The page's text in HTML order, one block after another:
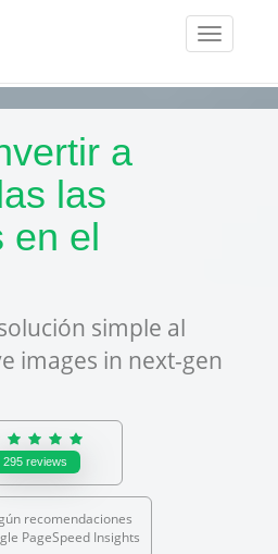
Toggle
a
las
en el
simple al
images in next-gen
295 reviews
recomendaciones
PageSpeed Insights